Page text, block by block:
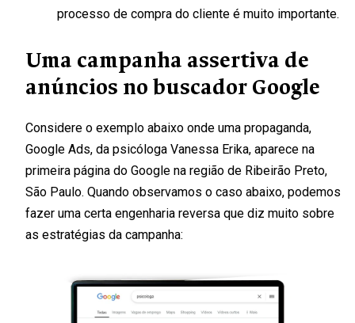
processo de compra do cliente é muito importante.
Uma campanha assertiva de
anúncios no buscador Google
Considere o exemplo abaixo onde uma propaganda,
Google Ads, da psicóloga Vanessa Erika, aparece na
primeira página do Google na região de Ribeirão Preto,
São Paulo. Quando observamos o caso abaixo, podemos
fazer uma certa engenharia reversa que diz muito sobre
as estratégias da campanha: